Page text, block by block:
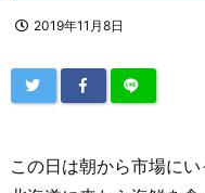
2019年11月8日
この日は朝から市場にい